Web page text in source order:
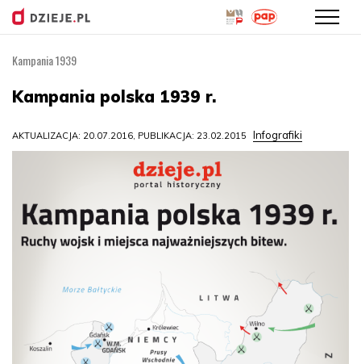
treści
Kampania 1939
Kampania polska 1939 r.
AKTUALIZACJA: 20.07.2016, PUBLIKACJA: 23.02.2015 Infografiki